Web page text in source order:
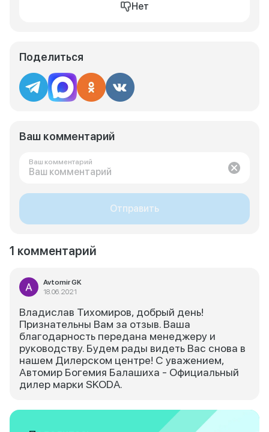
Нет
Поделиться
Ваш комментарий
Ваш комментарий
Отправить
1 комментарий
Avtomir GK
18.06.2021
Владислав Тихомиров, добрый день!
Признательны Вам за отзыв. Ваша
благодарность передана менеджеру и
руководству. Будем рады видеть Вас снова в
нашем Дилерском центре! С уважением,
Автомир Богемия Балашиха - Официальный
дилер марки SKODA.